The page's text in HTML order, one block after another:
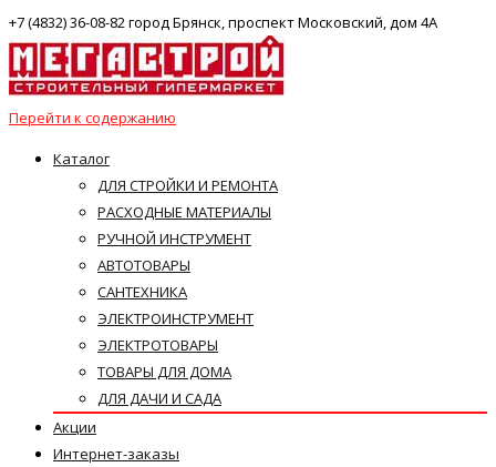
+7 (4832) 36-08-82 город Брянск, проспект Московский, дом 4А
Перейти к содержанию
Каталог
ДЛЯ СТРОЙКИ И РЕМОНТА
РАСХОДНЫЕ МАТЕРИАЛЫ
РУЧНОЙ ИНСТРУМЕНТ
АВТОТОВАРЫ
САНТЕХНИКА
ЭЛЕКТРОИНСТРУМЕНТ
ЭЛЕКТРОТОВАРЫ
ТОВАРЫ ДЛЯ ДОМА
ДЛЯ ДАЧИ И САДА
Акции
Интернет-заказы